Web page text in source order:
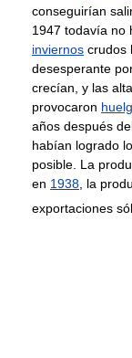
conseguirían
1947 todavía no
inviernos crudos
desesperante
crecían, y las
provocaron
años después
habían logrado
posible. La
en 1938 , la
exportaciones